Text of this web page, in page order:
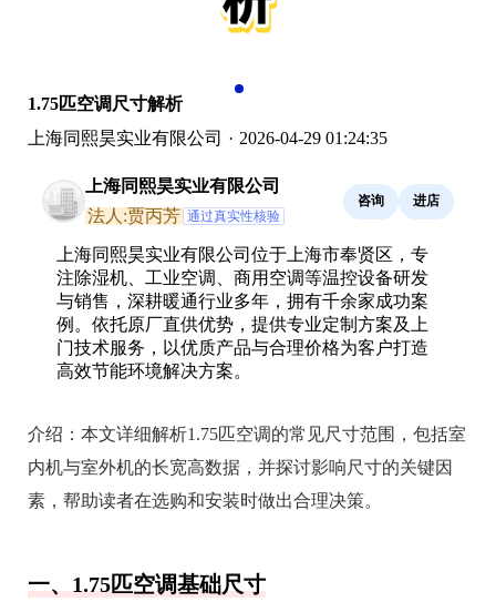
1.75匹空调尺寸解析
上海同熙昊实业有限公司 · 2026-04-29 01:24:35
上海同熙昊实业有限公司
法人:贾丙芳 通过真实性核验
咨询 进店
上海同熙昊实业有限公司位于上海市奉贤区，专
注除湿机、工业空调、商用空调等温控设备研发
与销售，深耕暖通行业多年，拥有千余家成功案
例。依托原厂直供优势，提供专业定制方案及上
门技术服务，以优质产品与合理价格为客户打造
高效节能环境解决方案。
介绍： 本文详细解析1.75匹空调的常见尺寸范围，包括室
内机与室外机的长宽高数据，并探讨影响尺寸的关键因
素，帮助读者在选购和安装时做出合理决策。
一、1.75匹空调基础尺寸